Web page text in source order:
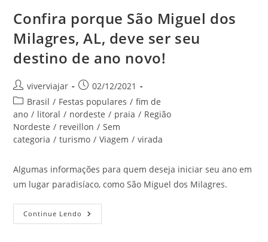
Confira porque São Miguel dos
Milagres, AL, deve ser seu
destino de ano novo!
Autor
do
post:
viverviajar
Post
publicado:
02/12/2021
Categoria
do
post:
Brasil / Festas populares / fim de
ano / litoral / nordeste / praia / Região
Nordeste / reveillon / Sem
categoria / turismo / Viagem / virada
Algumas informações para quem deseja iniciar seu ano em
um lugar paradisíaco, como São Miguel dos Milagres.
Continue Lendo Confira
Porque